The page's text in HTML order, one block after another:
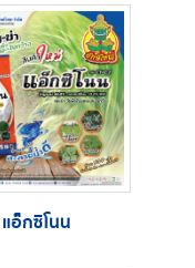
แอ็กซิโนน